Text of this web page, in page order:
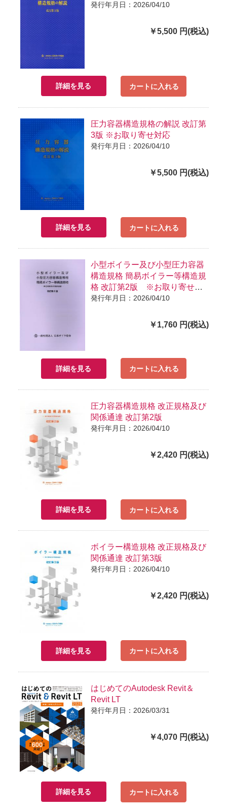
発行年月日：2026/04/10
￥5,500 円(税込)
詳細を見る カートに入れる
圧力容器構造規格の解説 改訂第
3版 ※お取り寄せ対応
発行年月日：2026/04/10
￥5,500 円(税込)
詳細を見る カートに入れる
小型ボイラー及び小型圧力容器
構造規格 簡易ボイラー等構造規
格 改訂第2版 ※お取り寄せ対
応
発行年月日：2026/04/10
￥1,760 円(税込)
詳細を見る カートに入れる
圧力容器構造規格 改正規格及び
関係通達 改訂第2版
発行年月日：2026/04/10
￥2,420 円(税込)
詳細を見る カートに入れる
ボイラー構造規格 改正規格及び
関係通達 改訂第3版
発行年月日：2026/04/10
￥2,420 円(税込)
詳細を見る カートに入れる
はじめてのAutodesk Revit＆
Revit LT
発行年月日：2026/03/31
￥4,070 円(税込)
詳細を見る カートに入れる